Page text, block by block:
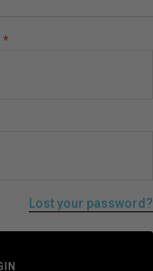
*
Lost your password?